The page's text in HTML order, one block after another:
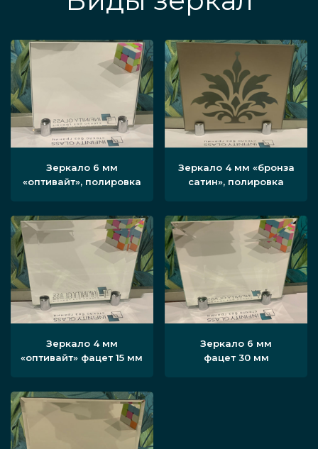
Зеркало 6 мм
«оптивайт», полировка
Зеркало 4 мм «бронза
сатин», полировка
Зеркало 4 мм
«оптивайт» фацет 15 мм
Зеркало 6 мм
фацет 30 мм